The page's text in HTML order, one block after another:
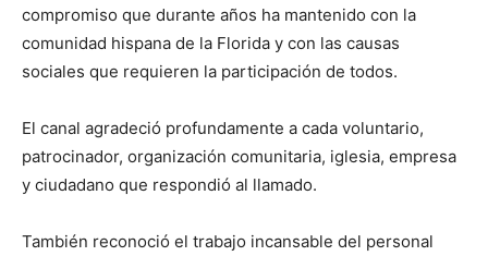
compromiso que durante años ha mantenido con la
comunidad hispana de la Florida y con las causas
sociales que requieren la participación de todos.
El canal agradeció profundamente a cada voluntario,
patrocinador, organización comunitaria, iglesia, empresa
y ciudadano que respondió al llamado.
También reconoció el trabajo incansable del personal